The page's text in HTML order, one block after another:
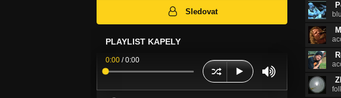
Sledovat
PLAYLIST KAPELY
0:00 /0:00